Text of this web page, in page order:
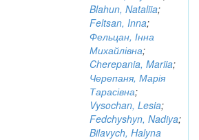
Blahun, Nataliia;
Feltsan, Inna;
Фельцан, Інна
Михайлівна;
Cherepania, Mariia;
Черепаня, Марія
Тарасівна;
Vysochan, Lesia;
Fedchyshyn, Nadiya;
Bilavych, Halyna